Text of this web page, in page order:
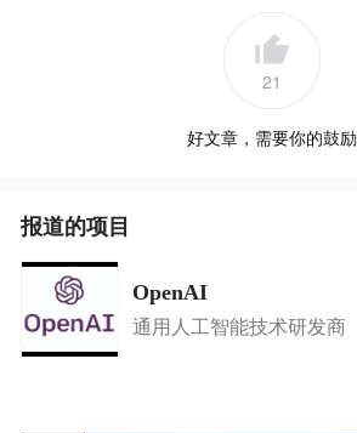
21
好文章，需要你的鼓励
报道的项目
OpenAI
通用人工智能技术研发商